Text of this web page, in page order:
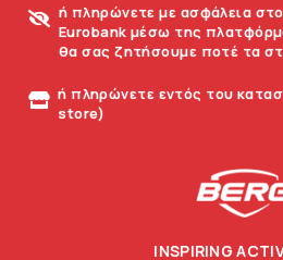
ή πληρώνετε με ασφάλεια
Eurobank μέσω της
θα σας ζητήσουμε ποτέ τα
ή πληρώνετε εντός του
store)
INSPIRING